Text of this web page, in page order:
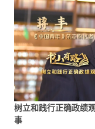
树立和践行正确政绩
事